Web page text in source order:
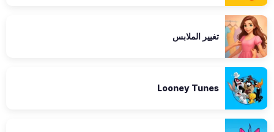
تغيير الملابس
Looney Tunes